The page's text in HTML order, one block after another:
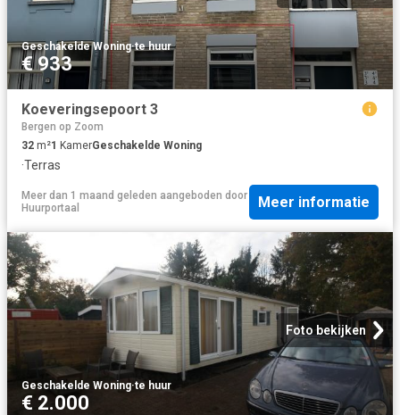
Geschakelde Woning·te huur
€ 933
Koeveringsepoort 3
Bergen op Zoom
32 m²1 KamerGeschakelde Woning
·Terras
Meer dan 1 maand geleden aangeboden door
Huurportaal
Meer informatie
Foto bekijken
Geschakelde Woning·te huur
€ 2.000